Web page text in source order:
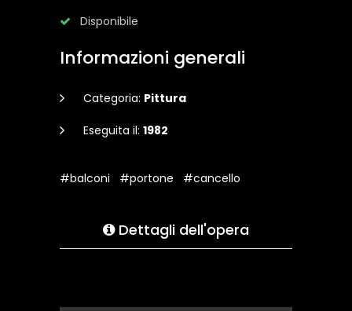
Disponibile
Informazioni generali
Categoria: Pittura
Eseguita il: 1982
#balconi #portone #cancello
Dettagli dell'opera